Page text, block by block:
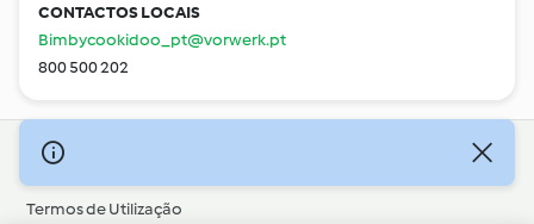
CONTACTOS LOCAIS
Bimbycookidoo_pt@vorwerk.pt
800 500 202
© Copyright 2026
Termos de Utilização